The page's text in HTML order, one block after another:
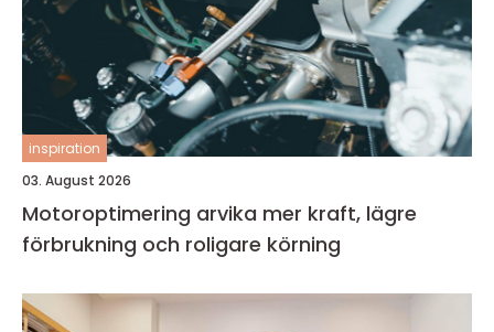
inspiration
03. August 2026
Motoroptimering arvika mer kraft, lägre
förbrukning och roligare körning